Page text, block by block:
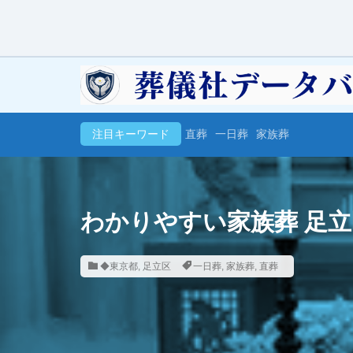
注目キーワード 直葬 一日葬 家族葬
わかりやすい家族葬 足
◆東京都, 足立区 一日葬, 家族葬, 直葬